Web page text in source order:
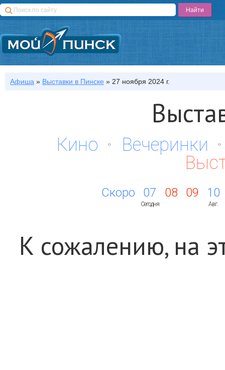
Афиша » Выставки в Пинске » 27 ноября 2024 г.
Кино
Вечеринки
Скоро 07
Сегодня
08 09 10
Авг.
К сожалению, на